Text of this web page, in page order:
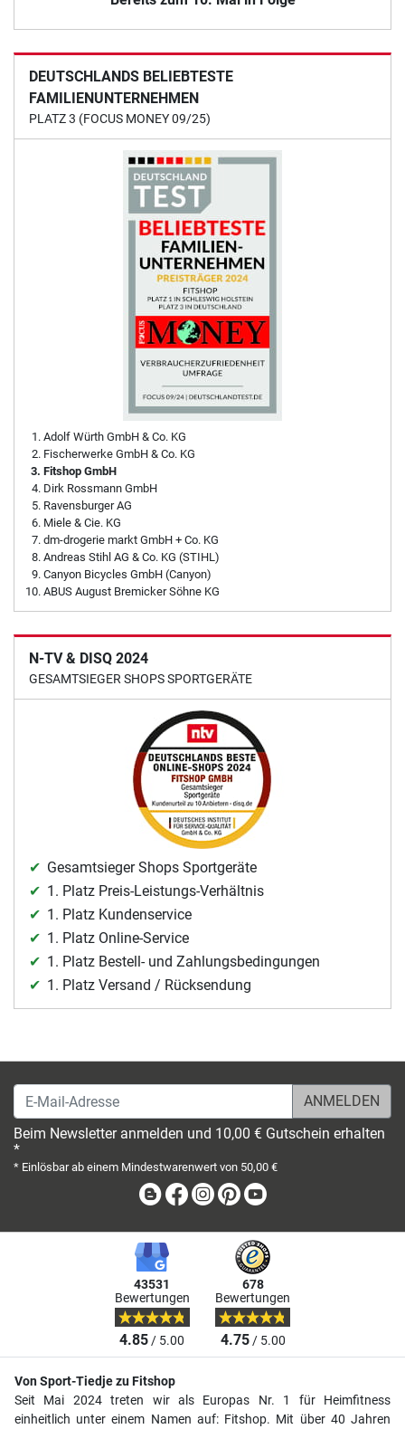
DEUTSCHLANDS BELIEBTESTE
FAMILIENUNTERNEHMEN
PLATZ 3 (FOCUS MONEY 09/25)
Adolf Würth GmbH & Co. KG
Fischerwerke GmbH & Co. KG
Fitshop GmbH
Dirk Rossmann GmbH
Ravensburger AG
Miele & Cie. KG
dm-drogerie markt GmbH + Co. KG
Andreas Stihl AG & Co. KG (STIHL)
Canyon Bicycles GmbH (Canyon)
ABUS August Bremicker Söhne KG
N-TV & DISQ 2024
GESAMTSIEGER SHOPS SPORTGERÄTE
Gesamtsieger Shops Sportgeräte
1. Platz Preis-Leistungs-Verhältnis
1. Platz Kundenservice
1. Platz Online-Service
1. Platz Bestell- und Zahlungsbedingungen
1. Platz Versand / Rücksendung
E-Mail-Adresse
Beim Newsletter anmelden und 10,00 € Gutschein erhalten
*
* Einlösbar ab einem Mindestwarenwert von 50,00 €
BlogFacebook
Instagram
Pinterest
43531
Bewertungen
4.85/ 5.00
678
Bewertungen
4.75/ 5.00
Von Sport-Tiedje zu Fitshop
Seit Mai 2024 treten wir als Europas Nr. 1 für Heimfitness
einheitlich unter einem Namen auf: Fitshop. Mit über 40 Jahren